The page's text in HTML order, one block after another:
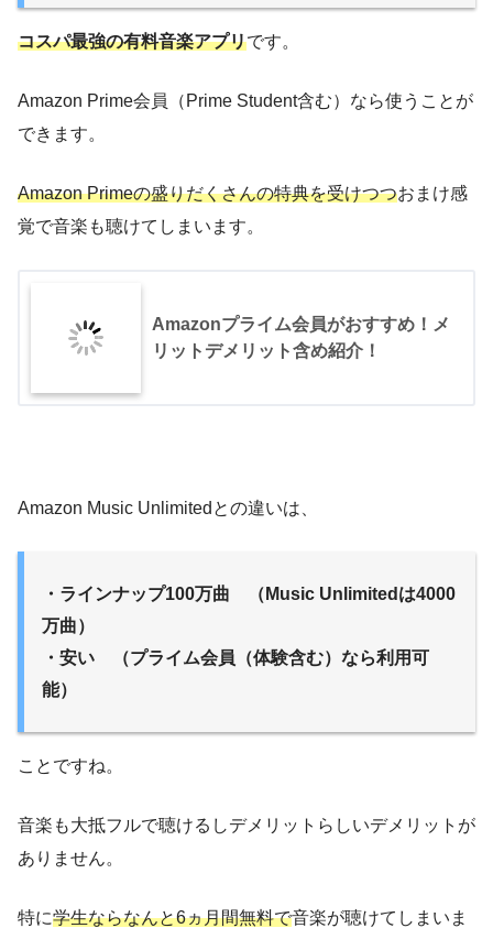
コスパ最強の有料音楽アプリです。
Amazon Prime会員（Prime Student含む）なら使うことが
できます。
Amazon Primeの盛りだくさんの特典を受けつつおまけ感
覚で音楽も聴けてしまいます。
Amazonプライム会員がおすすめ！メ
リットデメリット含め紹介！
Amazon Music Unlimitedとの違いは、
・ラインナップ100万曲 （Music Unlimitedは4000
万曲）
・安い （プライム会員（体験含む）なら利用可
能）
ことですね。
音楽も大抵フルで聴けるしデメリットらしいデメリットが
ありません。
特に学生ならなんと6ヵ月間無料で音楽が聴けてしまいま